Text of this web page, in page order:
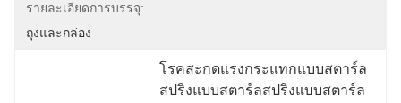
รายละเอียดการบรรจุ:
ถุงและกล่อง
โรคสะกดแรงกระแทกแบบสตาร์ล
สปริงแบบสตาร์ลสปริงแบบสตาร์ล